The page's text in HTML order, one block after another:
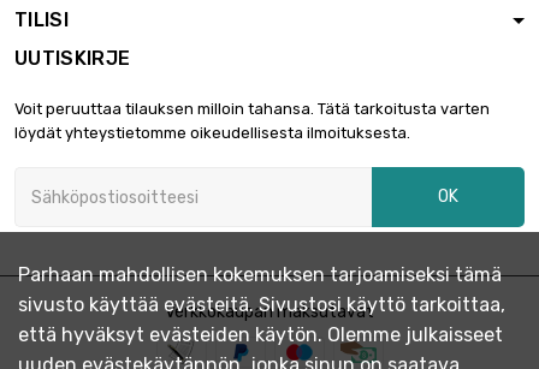
TILISI
UUTISKIRJE
Voit peruuttaa tilauksen milloin tahansa. Tätä tarkoitusta varten
löydät yhteystietomme oikeudellisesta ilmoituksesta.
OK
Verkkokaupan maksutavat
Parhaan mahdollisen kokemuksen tarjoamiseksi tämä
sivusto käyttää evästeitä. Sivustosi käyttö tarkoittaa,
että hyväksyt evästeiden käytön. Olemme julkaisseet